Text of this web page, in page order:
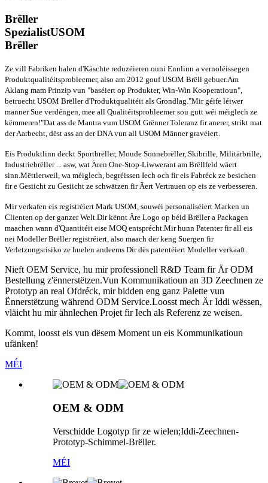
Brëller
SpezialistUSOM
Brëller
Ze vill Fabriken halen d'Käschte reduzéieren ouni Ennlinn a vernoléissegen
Produktqualitéitsprobleemer, also am 2012 gouf USOM Brëll gebuer.Am
Aklang mam Prinzip vun "baséiert op Produkter, Win-Win Kooperatioun",
betruecht USOM Brëller d'Produktqualitéit als Grondlag."Mir géife léiwer
manner Sue verdéngen, mee all Qualitéitsprobleemer sou gutt wéi méiglech ze
këmmeren!"Dat ass de Mantra vum USOM Grënner.Toleranz fir anerer, strikt mat
der Aarbecht, dëst ass an der DNA vun all USOM Männer gravéiert.
Eis Produktlinn deckt Sportbrëller, Moude Sonnebrëller, Skibrille, Militärbrille,
Industriebrëller ... asw, wat Ären One-Stop-Liwwerant am Brëllfeld wäert
sinn.Mëttlerweil, wa méiglech, begréissen Iech och fir eis Fabréck ze besichen
fir e Gesiicht zu Gesiicht ze schwätzen fir Äert Vertrauen op eis ze verbesseren.
Mir verkafen eis registréiert Mark USOM, souwéi personaliséiert Marken un
Clienten op der ganzer Welt.Dir kënnt Äre Logo op béid Brëller a Packagen
maachen wann d'Quantitéit eise MOQ entsprécht.Mir hunn Patenter fir all eis
nei Modeller Brëller registréiert, also maach der keng Suergen fir
Verletzungsrisiko ze huelen andeems Dir dës patentéiert Modeller verkaaft.
Nieft OEM Service, hu mir professionell R&D Team fir Är ODM
Bestellung z'ënnerstëtzen.Vun Kommunikatioun an 3D Zeechnen ze
Prototyp an real Ofdréck, mir bidden eng ganz Palette vun
Ënnerstëtzung während ODM Service.Loosst mech Är Iddi wëssen,
vläicht hu mir ähnlechen Projet fir Iech als Referenz ze weisen.
Kommt, loosst eis vun dësem Moment un eis Kommunikatioun
ufänken!
MÉI
OEM & ODM
Verschidde Logotyp fir ze wielen;Iddi-Zeechnen-
Prototyp-Schimmel-Brëller.
MÉI